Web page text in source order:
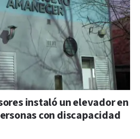
instaló un elevador en
con discapacidad